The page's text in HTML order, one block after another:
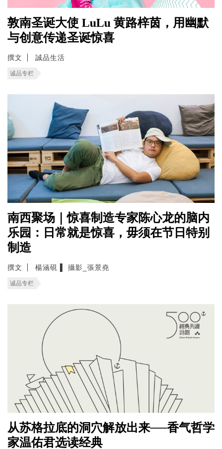
敦南圣诞大使 LuLu 黄路梓茵，用幽默
与创意传递圣诞惊喜
撰文 誠品生活
诚品专栏
南西聚场｜惊喜制造专家陈心龙的脑内
乐园：日常就是惊喜，毋须在节日特别
制造
撰文 楊涵硯 ▌ 攝影_張景堯
诚品专栏
从苏格拉底的洞穴解放出来──香气哲学
家温佑君选读经典